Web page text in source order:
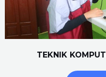
TEKNIK